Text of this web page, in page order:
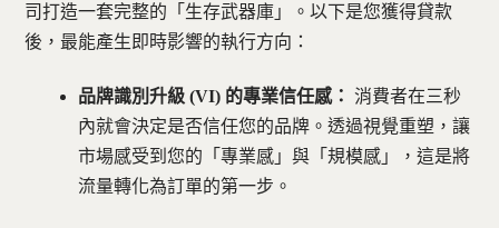
司打造一套完整的「生存武器庫」。以下是您獲得貸款
後，最能產生即時影響的執行方向：
品牌識別升級 (VI) 的專業信任感： 消費者在三秒
內就會決定是否信任您的品牌。透過視覺重塑，讓
市場感受到您的「專業感」與「規模感」，這是將
流量轉化為訂單的第一步。